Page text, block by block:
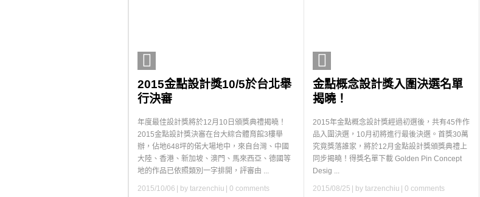
2015金點設計獎10/5於台北舉
行決審
年度最佳設計獎將於12月10日頒獎典禮揭曉！
2015金點設計獎決審在台大綜合體育館3樓舉
辦，佔地648坪的偌大場地中，來自台灣、中國
大陸、香港、新加坡、澳門、馬來西亞、德國等
地的作品已依照類別一字排開，評審由 ...
2015/10/06 | by tarzenchiu 0 comments
金點概念設計獎入圍決選名單
揭曉！
2015年金點概念設計獎經過初選後，共有45件作
品入圍決選，10月初將進行最後決選。首獎30萬
究竟獎落誰家，將於12月金點設計獎頒獎典禮上
同步揭曉！得獎名單下載 Golden Pin Concept
Desig ...
2015/08/25 | by tarzenchiu 0 comments